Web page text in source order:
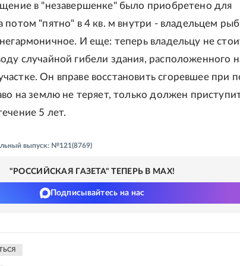
в "незавершенке" было приобретено для
потом "пятно" в 4 кв. м внутри - владельцем
И еще: теперь владельцу не
случайной гибели здания, расположенного
Он вправе восстановить сгоревшее при
на землю не теряет, только должен
5 лет.
выпуск: №121(8769)
"РОССИЙСКАЯ ГАЗЕТА" ТЕПЕРЬ В MAX!
Подписывайтесь на нас